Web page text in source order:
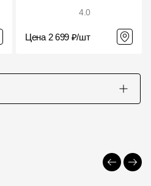
4.0
Цена 2 699 ₽/шт